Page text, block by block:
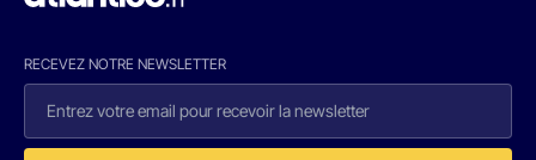
RECEVEZ NOTRE NEWSLETTER